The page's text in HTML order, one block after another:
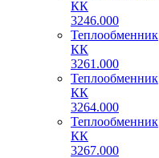
КК
3246.000
Теплообменник
КК
3261.000
Теплообменник
КК
3264.000
Теплообменник
КК
3267.000